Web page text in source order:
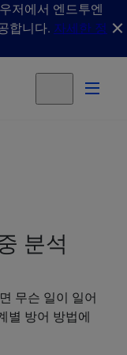
저에서 엔드투엔
합니다. 자세한 정
분석
무슨 일이 일어
별 방어 방법에